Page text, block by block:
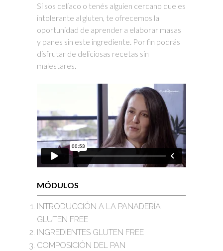
Si sos celíaco o tenés alguien cercano que es
intolerante al gluten, te ofrecemos la
oportunidad de aprender a elaborar masas
y panes sin este ingrediente. Por fin podrás
disfrutar de deliciosas recetas sin
malestares.
MÓDULOS
INTRODUCCIÓN A LA PANADERÍA
GLUTEN FREE
INGREDIENTES GLUTEN FREE
COMPOSICIÓN DEL PAN